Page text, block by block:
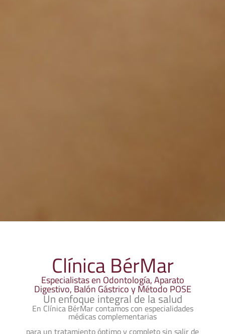
Clínica BérMar
Especialistas en Odontología, Aparato
Digestivo, Balón Gástrico y Método POSE
Un enfoque integral de la salud
En Clínica BérMar contamos con especialidades
médicas complementarias
para un tratamiento óptimo y completo sin salir de